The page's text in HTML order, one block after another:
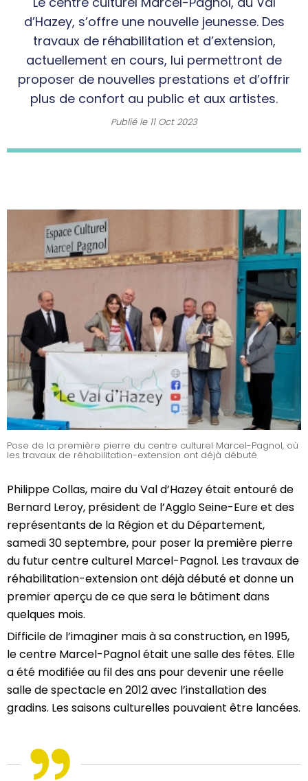
d’Hazey, s’offre une nouvelle jeunesse. Des
travaux de réhabilitation et d’extension,
actuellement en cours, lui permettront de
proposer de nouvelles prestations et d’offrir
plus de confort au public et aux artistes.
Publié le 11 Oct 2023
Pose de la première pierre du centre culturel Marcel-Pagnol, où
les travaux de réhabilitation-extension ont déjà débuté
Philippe Collas, maire du Val d’Hazey était entouré de
Bernard Leroy, président de l’Agglo Seine-Eure et des
représentants de la Région et du Département,
samedi 30 septembre, pour poser la première pierre
du futur centre culturel Marcel-Pagnol. Les travaux de
réhabilitation-extension ont déjà débuté et donne un
premier aperçu de ce que sera le bâtiment dans
quelques mois.
Difficile de l’imaginer mais à sa construction, en 1995,
le centre Marcel-Pagnol était une salle des fêtes. Elle
a été modifiée au fil des ans pour devenir une réelle
salle de spectacle en 2012 avec l’installation des
gradins. Les saisons culturelles pouvaient être lancées.